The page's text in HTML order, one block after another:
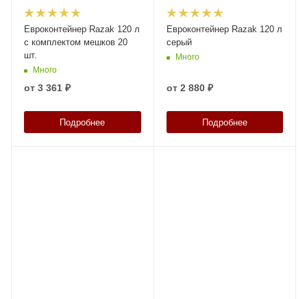
Евроконтейнер Razak 120 л
с комплектом мешков 20
шт.
Много
от 3 361 ₽
Подробнее
Евроконтейнер Razak 120 л
серый
Много
от 2 880 ₽
Подробнее